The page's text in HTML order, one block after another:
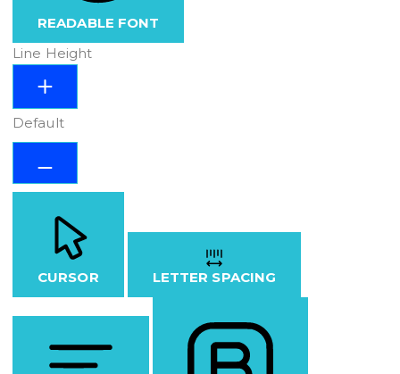
READABLE FONT
Line Height
Default
CURSOR LETTER SPACING